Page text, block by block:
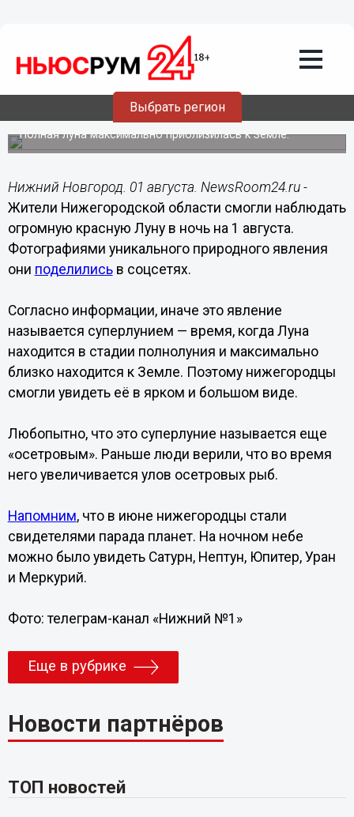
Выбрать регион
01.08.202312:59
Суперлуние смогли наблюдать
нижегородцы в ночь на 1 августа
Полная луна максимально приблизилась к Земле.
Нижний Новгород. 01 августа. NewsRoom24.ru -
Жители Нижегородской области смогли наблюдать
огромную красную Луну в ночь на 1 августа.
Фотографиями уникального природного явления
они поделилисьв соцсетях.
Согласно информации, иначе это явление
называется суперлунием — время, когда Луна
находится в стадии полнолуния и максимально
близко находится к Земле. Поэтому нижегородцы
смогли увидеть её в ярком и большом виде.
Любопытно, что это суперлуние называется еще
«осетровым». Раньше люди верили, что во время
него увеличивается улов осетровых рыб.
Напомним, что в июне нижегородцы стали
свидетелями парада планет. На ночном небе
можно было увидеть Сатурн, Нептун, Юпитер, Уран
и Меркурий.
Фото: телеграм-канал «Нижний №1»
Еще в рубрике
Новости партнёров
ТОП новостей